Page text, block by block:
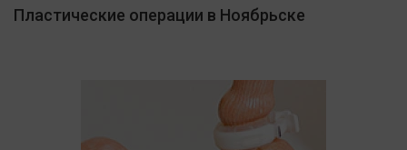
Пластические операции в Ноябрьске